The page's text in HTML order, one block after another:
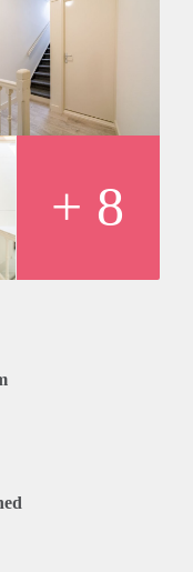
toilet.
€ 15,00
minimaal
| Inkomenseis 3x de
+ 8